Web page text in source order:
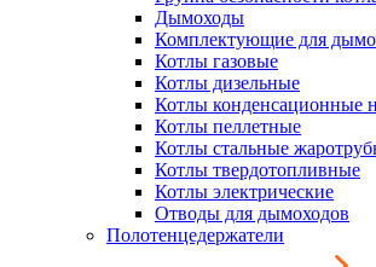
Дымоходы
Комплектующие для
Котлы газовые
Котлы дизельные
Котлы конденсационные
Котлы пеллетные
Котлы стальные
Котлы твердотопливные
Котлы электрические
Отводы для дымоходов
Полотенцедержатели